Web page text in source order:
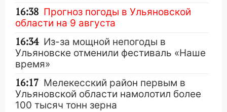
16:38 Прогноз погоды в Ульяновской
области на 9 августа
16:34 Из-за мощной непогоды в
Ульяновске отменили фестиваль «Наше
время»
16:17 Мелекесский район первым в
Ульяновской области намолотил более
100 тысяч тонн зерна